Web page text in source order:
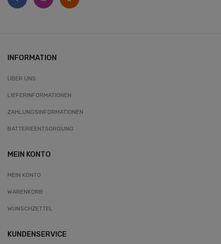
INFORMATION
ÜBER UNS
LIEFERINFORMATIONEN
ZAHLUNGSINFORMATIONEN
BATTERIEENTSORGUNG
MEIN KONTO
MEIN KONTO
WARENKORB
WUNSCHZETTEL
KUNDENSERVICE